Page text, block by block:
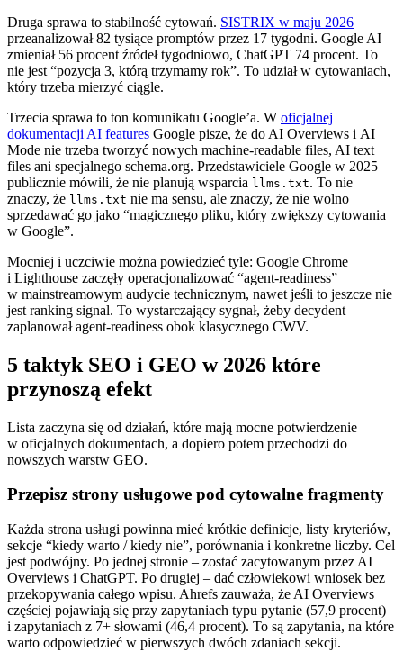
Druga sprawa to stabilność cytowań. SISTRIX w maju 2026
przeanalizował 82 tysiące promptów przez 17 tygodni. Google AI
zmieniał 56 procent źródeł tygodniowo, ChatGPT 74 procent. To
nie jest “pozycja 3, którą trzymamy rok”. To udział w cytowaniach,
który trzeba mierzyć ciągle.
Trzecia sprawa to ton komunikatu Google’a. W oficjalnej
dokumentacji AI features Google pisze, że do AI Overviews i AI
Mode nie trzeba tworzyć nowych machine-readable files, AI text
files ani specjalnego schema.org. Przedstawiciele Google w 2025
publicznie mówili, że nie planują wsparcia llms.txt. To nie
znaczy, że llms.txt nie ma sensu, ale znaczy, że nie wolno
sprzedawać go jako “magicznego pliku, który zwiększy cytowania
w Google”.
Mocniej i uczciwie można powiedzieć tyle: Google Chrome
i Lighthouse zaczęły operacjonalizować “agent-readiness”
w mainstreamowym audycie technicznym, nawet jeśli to jeszcze nie
jest ranking signal. To wystarczający sygnał, żeby decydent
zaplanował agent-readiness obok klasycznego CWV.
5 taktyk SEO i GEO w 2026 które
przynoszą efekt
Lista zaczyna się od działań, które mają mocne potwierdzenie
w oficjalnych dokumentach, a dopiero potem przechodzi do
nowszych warstw GEO.
Przepisz strony usługowe pod cytowalne fragmenty
Każda strona usługi powinna mieć krótkie definicje, listy kryteriów,
sekcje “kiedy warto / kiedy nie”, porównania i konkretne liczby. Cel
jest podwójny. Po jednej stronie – zostać zacytowanym przez AI
Overviews i ChatGPT. Po drugiej – dać człowiekowi wniosek bez
przekopywania całego wpisu. Ahrefs zauważa, że AI Overviews
częściej pojawiają się przy zapytaniach typu pytanie (57,9 procent)
i zapytaniach z 7+ słowami (46,4 procent). To są zapytania, na które
warto odpowiedzieć w pierwszych dwóch zdaniach sekcji.